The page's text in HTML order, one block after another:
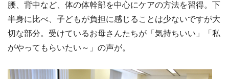
腰、背中など、体の体幹部を中心にケアの方法を習得。下
半身に比べ、子どもが負担に感じることは少ないですが大
切な部分。受けているお母さんたちが「気持ちいい」「私
がやってもらいたい～」の声が。